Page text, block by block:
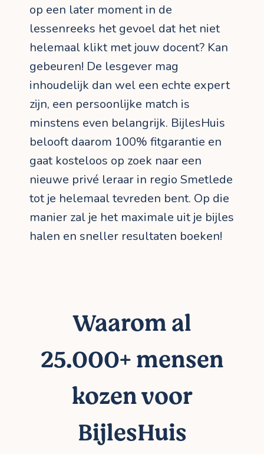
op een later moment in de
lessenreeks het gevoel dat het niet
helemaal klikt met jouw docent? Kan
gebeuren! De lesgever mag
inhoudelijk dan wel een echte expert
zijn, een persoonlijke match is
minstens even belangrijk. BijlesHuis
belooft daarom 100% fitgarantie en
gaat kosteloos op zoek naar een
nieuwe privé leraar in regio Smetlede
tot je helemaal tevreden bent. Op die
manier zal je het maximale uit je bijles
halen en sneller resultaten boeken!
Waarom al
25.000+ mensen
kozen voor
BijlesHuis